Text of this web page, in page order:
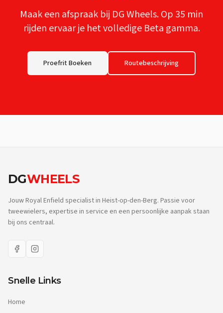
Maak een afspraak bij DG Wheels. Op 35 min
rijden ervaar je het volledige Beta gamma.
Proefrit Boeken Routebeschrijving
DGWHEELS
Jouw Royal Enfield specialist in Heist-op-den-Berg. Passie voor
tweewielers, expertise in service en een persoonlijke aanpak staan
bij ons centraal.
Snelle Links
Home